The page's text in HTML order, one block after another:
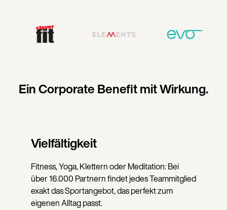
Ein Corporate Benefit mit Wirkung.
Vielfältigkeit
Fitness, Yoga, Klettern oder Meditation: Bei
über 16.000 Partnern findet jedes Teammitglied
exakt das Sportangebot, das perfekt zum
eigenen Alltag passt.